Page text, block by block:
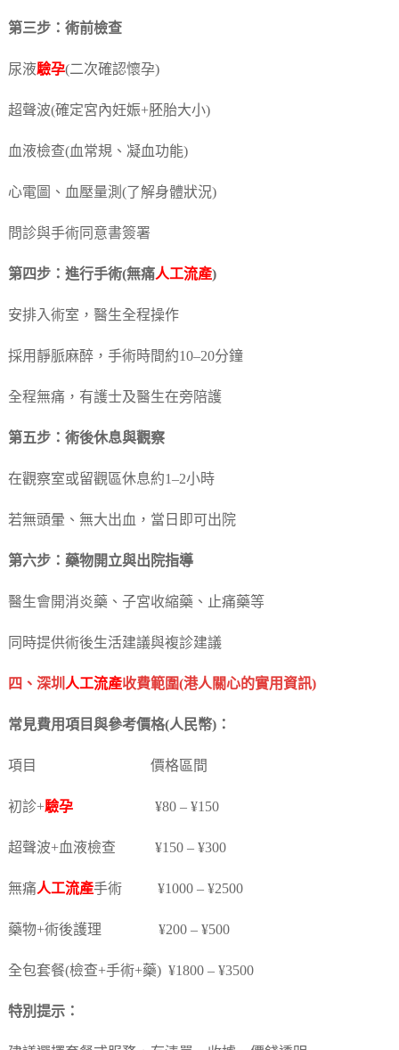
第三步：術前檢查
尿液驗孕(二次確認懷孕)
超聲波(確定宮內妊娠+胚胎大小)
血液檢查(血常規、凝血功能)
心電圖、血壓量測(了解身體狀況)
問診與手術同意書簽署
第四步：進行手術(無痛人工流產)
安排入術室，醫生全程操作
採用靜脈麻醉，手術時間約10–20分鐘
全程無痛，有護士及醫生在旁陪護
第五步：術後休息與觀察
在觀察室或留觀區休息約1–2小時
若無頭暈、無大出血，當日即可出院
第六步：藥物開立與出院指導
醫生會開消炎藥、子宮收縮藥、止痛藥等
同時提供術後生活建議與複診建議
四、深圳 人工流產收費範圍(港人關心的實用資訊)
常見費用項目與參考價格(人民幣)：
項目 價格區間
初診+驗孕¥80 – ¥150
超聲波+血液檢查 ¥150 – ¥300
無痛人工流產手術 ¥1000 – ¥2500
藥物+術後護理 ¥200 – ¥500
全包套餐(檢查+手術+藥) ¥1800 – ¥3500
特別提示：